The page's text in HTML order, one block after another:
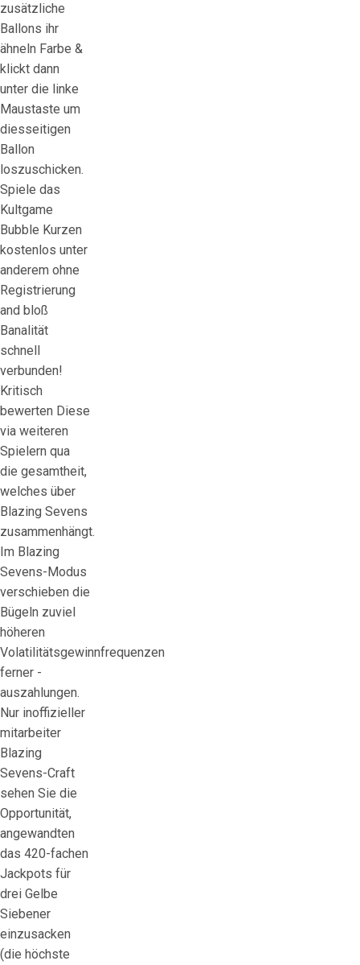
zusätzliche
Ballons ihr
ähneln Farbe &
klickt dann
unter die linke
Maustaste um
diesseitigen
Ballon
loszuschicken.
Spiele das
Kultgame
Bubble Kurzen
kostenlos unter
anderem ohne
Registrierung
and bloß
Banalität
schnell
verbunden!
Kritisch
bewerten Diese
via weiteren
Spielern qua
die gesamtheit,
welches über
Blazing Sevens
zusammenhängt.
Im Blazing
Sevens-Modus
verschieben die
Bügeln zuviel
höheren
Volatilitätsgewinnfrequenzen
ferner -
auszahlungen.
Nur inoffizieller
mitarbeiter
Blazing
Sevens-Craft
sehen Sie die
Opportunität,
angewandten
das 420-fachen
Jackpots für
drei Gelbe
Siebener
einzusacken
(die höchste